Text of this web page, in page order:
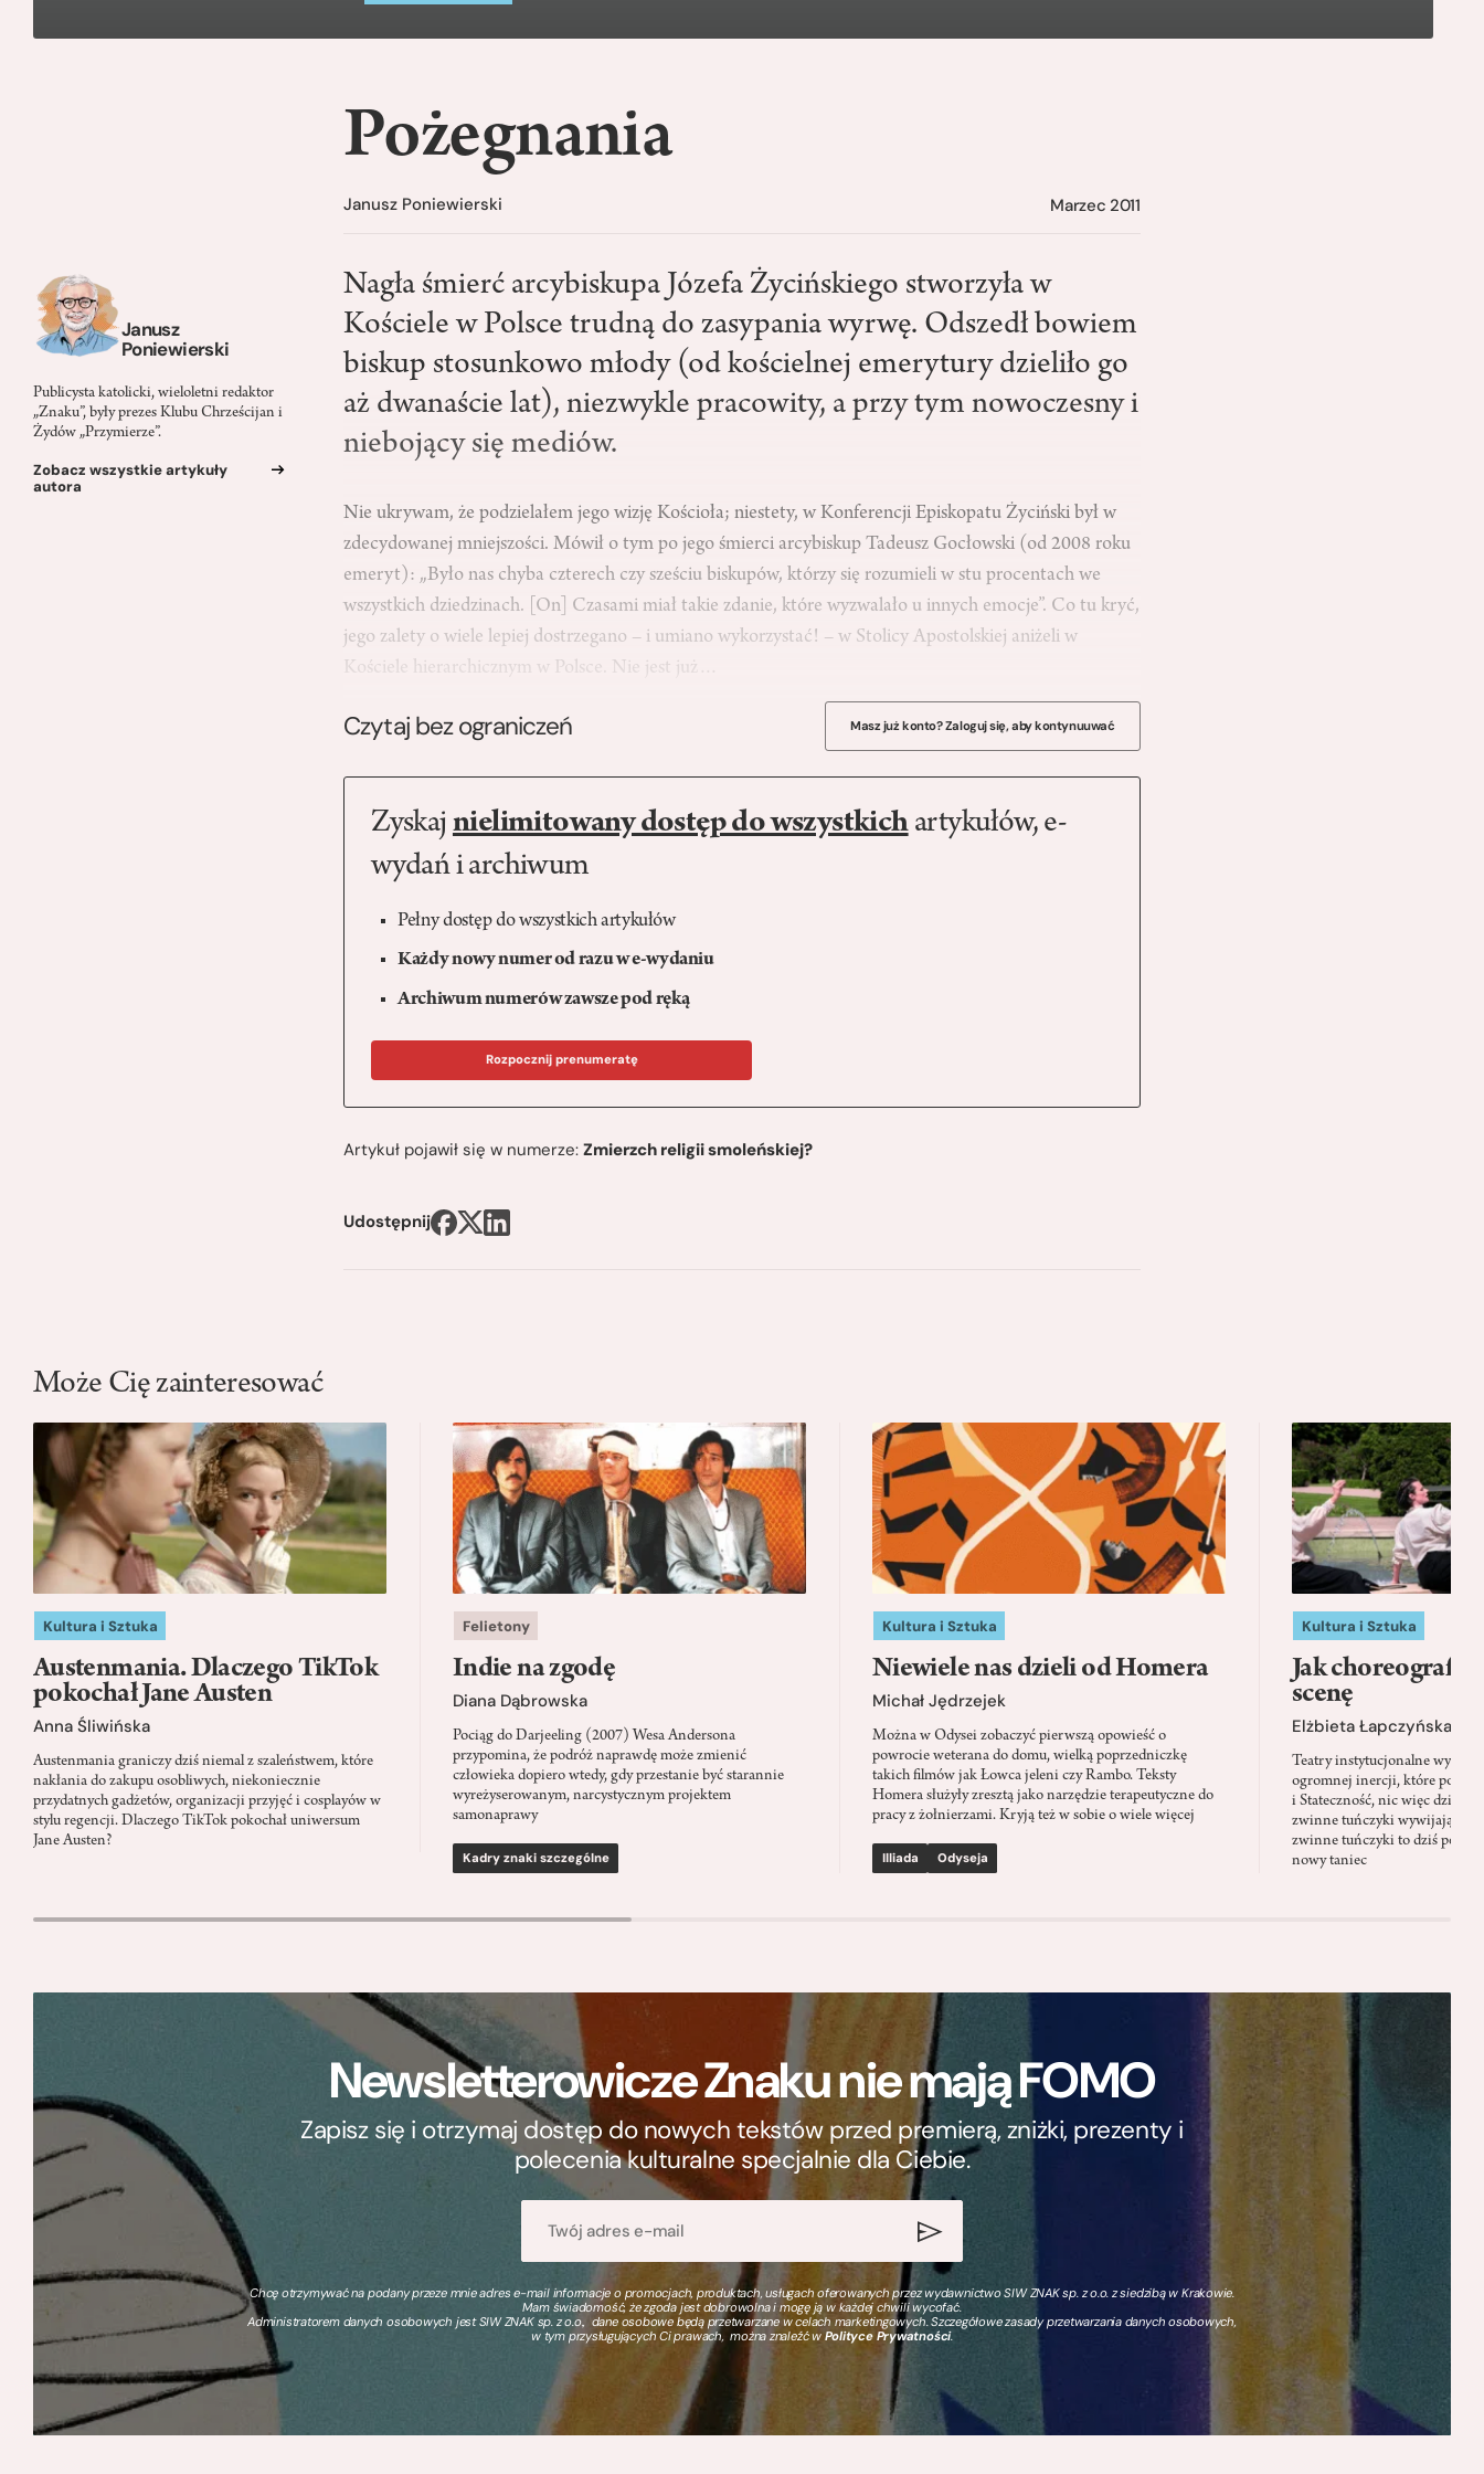
Janusz
Poniewierski
Publicysta katolicki, wieloletni redaktor
„Znaku”, były prezes Klubu Chrześcijan i
Żydów „Przymierze”.
Zobacz wszystkie artykuły
autora
Pożegnania
Janusz Poniewierski Marzec 2011
Nagła śmierć arcybiskupa Józefa Życińskiego stworzyła w
Kościele w Polsce trudną do zasypania wyrwę. Odszedł bowiem
biskup stosunkowo młody (od kościelnej emerytury dzieliło go
aż dwanaście lat), niezwykle pracowity, a przy tym nowoczesny i
niebojący się mediów.
Nie ukrywam, że podzielałem jego wizję Kościoła; niestety, w Konferencji Episkopatu Życiński był w
zdecydowanej mniejszości. Mówił o tym po jego śmierci arcybiskup Tadeusz Gocłowski (od 2008 roku
emeryt): „Było nas chyba czterech czy sześciu biskupów, którzy się rozumieli w stu procentach we
wszystkich dziedzinach. [On] Czasami miał takie zdanie, które wyzwalało u innych emocje”. Co tu kryć,
jego zalety o wiele lepiej dostrzegano – i umiano wykorzystać! – w Stolicy Apostolskiej aniżeli w
Kościele hierarchicznym w Polsce. Nie jest już…
Czytaj bez ograniczeń Masz już konto? Zaloguj się, aby kontynuuwać
Zyskaj nielimitowany dostęp do wszystkichartykułów, e-
wydań i archiwum
Pełny dostęp do wszystkich artykułów
Każdy nowy numer od razu w e-wydaniu
Archiwum numerów zawsze pod ręką
Rozpocznij prenumeratę
Artykuł pojawił się w numerze:Zmierzch religii smoleńskiej?
Udostępnij
Może Cię zainteresować
Kultura i Sztuka
Austenmania. Dlaczego TikTok
pokochał Jane Austen
Anna Śliwińska
Austenmania graniczy dziś niemal z szaleństwem, które
nakłania do zakupu osobliwych, niekoniecznie
przydatnych gadżetów, organizacji przyjęć i cosplayów w
stylu regencji. Dlaczego TikTok pokochał uniwersum
Jane Austen?
Felietony
Indie na zgodę
Diana Dąbrowska
Pociąg do Darjeeling (2007) Wesa Andersona
przypomina, że podróż naprawdę może zmienić
człowieka dopiero wtedy, gdy przestanie być starannie
wyreżyserowanym, narcystycznym projektem
samonaprawy
Kadry znaki szczególne
Kultura i Sztuka
Niewiele nas dzieli od Homera
Michał Jędrzejek
Można w Odysei zobaczyć pierwszą opowieść o
powrocie weterana do domu, wielką poprzedniczkę
takich filmów jak Łowca jeleni czy Rambo. Teksty
Homera służyły zresztą jako narzędzie terapeutyczne do
pracy z żołnierzami. Kryją też w sobie o wiele więcej
Illiada Odyseja
Kultura i Sztuka
Jak
scenę
Elżbieta Łapczyńska
Teatry instytucjonalne
ogromnej inercji, które ponad
i Stateczność, nic więc
zwinne tuńczyki wywijają
zwinne tuńczyki to dziś
nowy taniec
Newsletterowicze Znaku nie mają FOMO
Zapisz się i otrzymaj dostęp do nowych tekstów przed premierą, zniżki, prezenty i
polecenia kulturalne specjalnie dla Ciebie.
Chcę otrzymywać na podany przeze mnie adres e-mail informacje o promocjach, produktach, usługach oferowanych przez wydawnictwo SIW ZNAK sp. z o.o. z siedzibą w Krakowie.
Mam świadomość, że zgoda jest dobrowolna i mogę ją w każdej chwili wycofać.
Administratorem danych osobowych jest SIW ZNAK sp. z o.o., dane osobowe będą przetwarzane w celach marketingowych. Szczegółowe zasady przetwarzania danych osobowych,
w tym przysługujących Ci prawach, można znaleźć wPolityce Prywatności.